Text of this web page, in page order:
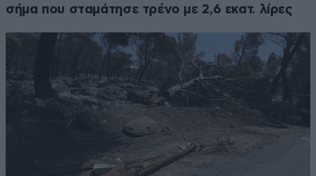
σήμα που σταμάτησε τρένο με 2,6 εκατ. λίρες